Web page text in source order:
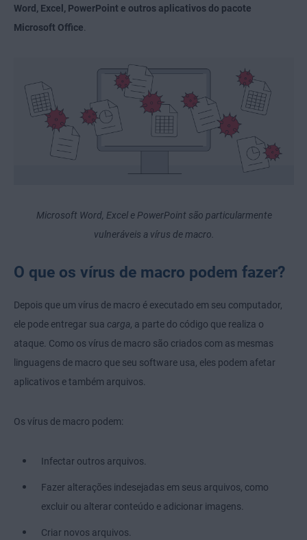
Word, Excel, PowerPoint e outros aplicativos do pacote
Microsoft Office.
Microsoft Word, Excel e PowerPoint são particularmente
vulneráveis a vírus de macro.
O que os vírus de macro podem fazer?
Depois que um vírus de macro é executado em seu computador,
ele pode entregar sua carga, a parte do código que realiza o
ataque. Como os vírus de macro são criados com as mesmas
linguagens de macro que seu software usa, eles podem afetar
aplicativos e também arquivos.
Os vírus de macro podem:
Infectar outros arquivos.
Fazer alterações indesejadas em seus arquivos, como
excluir ou alterar conteúdo e adicionar imagens.
Criar novos arquivos.